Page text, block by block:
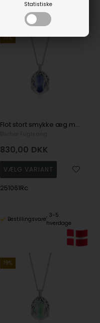
Statistiske
19%
Flot stort smykke æg med Blå Aventurin i sølv fra Blicher Fuglsang
830,00 DKK
251061Rc
Bestillingsvare
3-5
hverdage
19%